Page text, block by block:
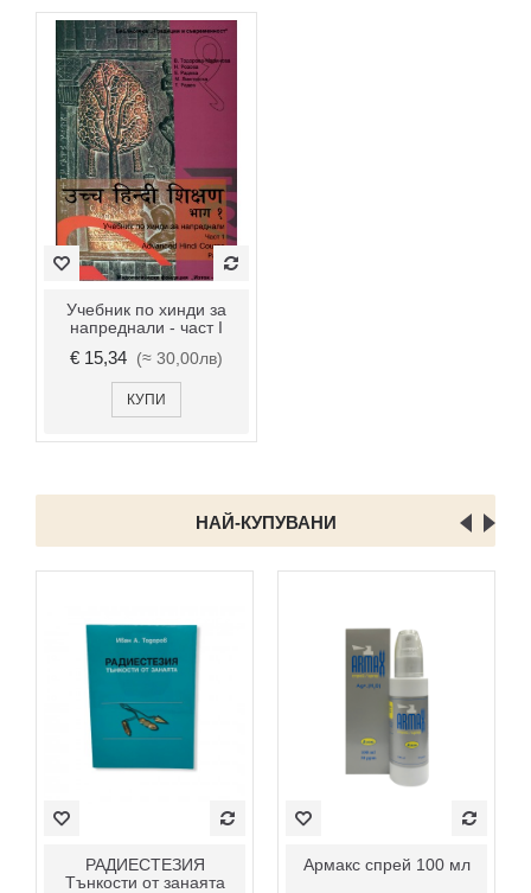
Учебник по хинди за
нaпреднали - част I
€ 15,34 (≈ 30,00лв)
КУПИ
НАЙ-КУПУВАНИ
РАДИЕСТЕЗИЯ
Тънкости от занаята
Армакс спрей 100 мл